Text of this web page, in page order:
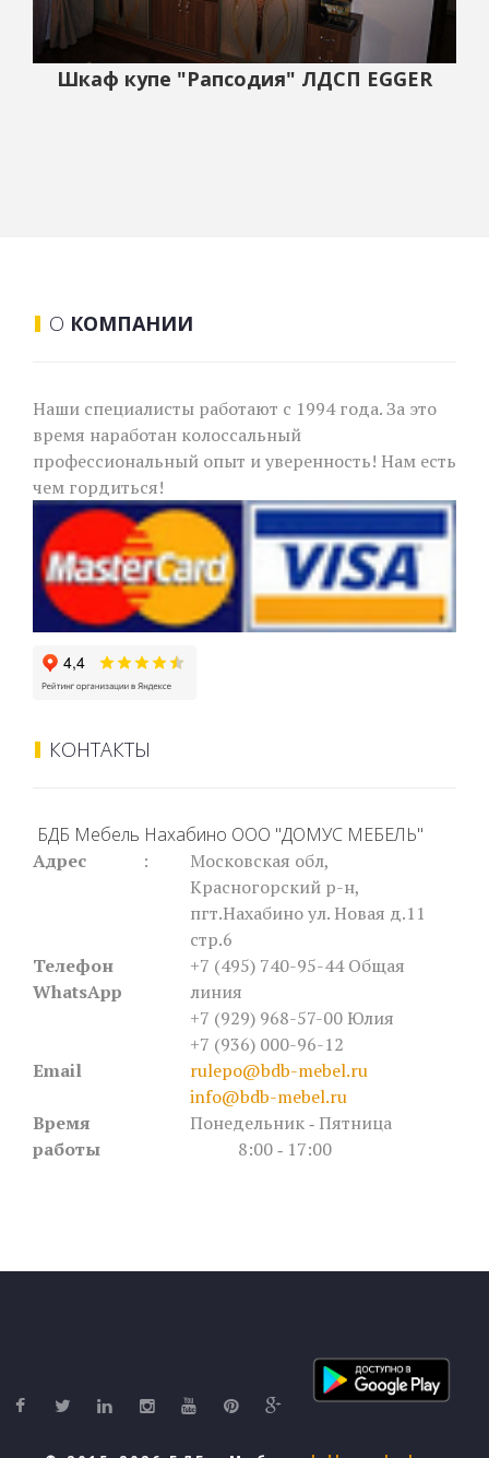
Шкаф купе "Рапсодия" ЛДСП EGGER
О КОМПАНИИ
Наши специалисты работают с 1994 года. За это
время наработан колоссальный
профессиональный опыт и уверенность! Нам есть
чем гордиться!
КОНТАКТЫ
БДБ Мебель Нахабино ООО "ДОМУС МЕБЕЛЬ"
Адрес
:
Московская обл,
Красногорский р-н,
пгт.Нахабино ул. Новая д.11
стр.6
Телефон
WhatsApp
+7 (495) 740-95-44Общая
линия
+7 (929) 968-57-00 Юлия
+7 (936) 000-96-12
Email
rulepo@bdb-mebel.ru
info@bdb-mebel.ru
Время
работы
Понедельник ‐ Пятница
8:00 ‐ 17:00